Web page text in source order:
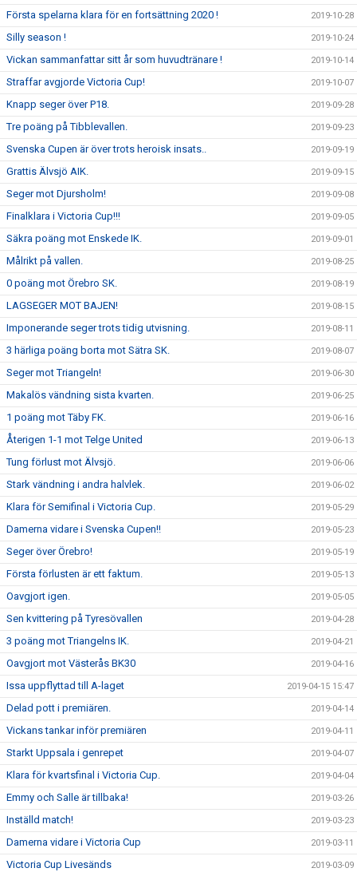
Första spelarna klara för en fortsättning 2020 ! 2019-10-28
Silly season ! 2019-10-24
Vickan sammanfattar sitt år som huvudtränare ! 2019-10-14
Straffar avgjorde Victoria Cup! 2019-10-07
Knapp seger över P18. 2019-09-28
Tre poäng på Tibblevallen. 2019-09-23
Svenska Cupen är över trots heroisk insats.. 2019-09-19
Grattis Älvsjö AIK. 2019-09-15
Seger mot Djursholm! 2019-09-08
Finalklara i Victoria Cup!!! 2019-09-05
Säkra poäng mot Enskede IK. 2019-09-01
Målrikt på vallen. 2019-08-25
0 poäng mot Örebro SK. 2019-08-19
LAGSEGER MOT BAJEN! 2019-08-15
Imponerande seger trots tidig utvisning. 2019-08-11
3 härliga poäng borta mot Sätra SK. 2019-08-07
Seger mot Triangeln! 2019-06-30
Makalös vändning sista kvarten. 2019-06-25
1 poäng mot Täby FK. 2019-06-16
Återigen 1-1 mot Telge United 2019-06-13
Tung förlust mot Älvsjö. 2019-06-06
Stark vändning i andra halvlek. 2019-06-02
Klara för Semifinal i Victoria Cup. 2019-05-29
Damerna vidare i Svenska Cupen!! 2019-05-23
Seger över Örebro! 2019-05-19
Första förlusten är ett faktum. 2019-05-13
Oavgjort igen. 2019-05-05
Sen kvittering på Tyresövallen 2019-04-28
3 poäng mot Triangelns IK. 2019-04-21
Oavgjort mot Västerås BK30 2019-04-16
Issa uppflyttad till A-laget 2019-04-15 15:47
Delad pott i premiären. 2019-04-14
Vickans tankar inför premiären 2019-04-11
Starkt Uppsala i genrepet 2019-04-07
Klara för kvartsfinal i Victoria Cup. 2019-04-04
Emmy och Salle är tillbaka! 2019-03-26
Inställd match! 2019-03-23
Damerna vidare i Victoria Cup 2019-03-11
Victoria Cup Livesänds 2019-03-09